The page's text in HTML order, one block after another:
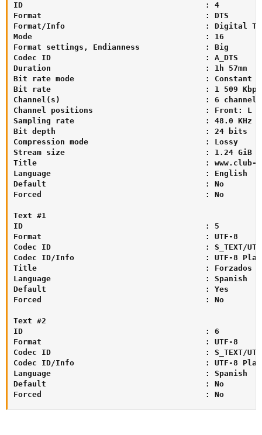
ID                                       : 4
Format                                   : DTS
Format/Info                              : Digital
Mode                                     : 16
Format settings, Endianness              : Big
Codec ID                                 : A_DTS
Duration                                 : 1h 57mn
Bit rate mode                            : Constant
Bit rate                                 : 1 509 Kbps
Channel(s)                               : 6 channels
Channel positions                        : Front: L C
Sampling rate                            : 48.0 KHz
Bit depth                                : 24 bits
Compression mode                         : Lossy
Stream size                              : 1.24 GiB
Title                                    : www.club-
Language                                 : English
Default                                  : No
Forced                                   : No
Text #1
ID                                       : 5
Format                                   : UTF-8
Codec ID                                 : S_TEXT/
Codec ID/Info                            : UTF-8
Title                                    : Forzados
Language                                 : Spanish
Default                                  : Yes
Forced                                   : No
Text #2
ID                                       : 6
Format                                   : UTF-8
Codec ID                                 : S_TEXT/
Codec ID/Info                            : UTF-8
Language                                 : Spanish
Default                                  : No
Forced                                   : No